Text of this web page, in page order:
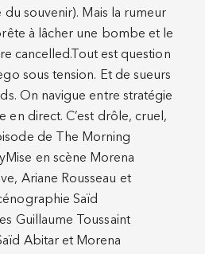
souvenir). Mais la rumeur
à lâcher une bombe et le
cancelled.Tout est question
sous tension. Et de sueurs
On navigue entre stratégie
en direct. C’est drôle, cruel,
de The Morning
en scène Morena
Ariane Rousseau et
Saïd
Guillaume Toussaint
Abitar et Morena